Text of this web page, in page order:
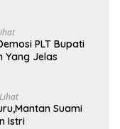
PLT Bupati
Yang Jelas
Suami
Istri